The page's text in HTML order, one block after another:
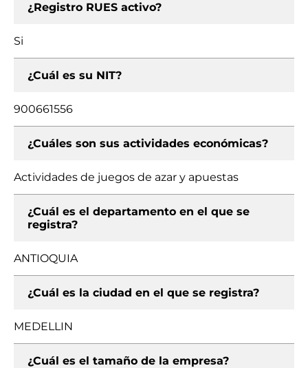
¿Registro RUES activo?
Si
¿Cuál es su NIT?
900661556
¿Cuáles son sus actividades económicas?
Actividades de juegos de azar y apuestas
¿Cuál es el departamento en el que se
registra?
ANTIOQUIA
¿Cuál es la ciudad en el que se registra?
MEDELLIN
¿Cuál es el tamaño de la empresa?